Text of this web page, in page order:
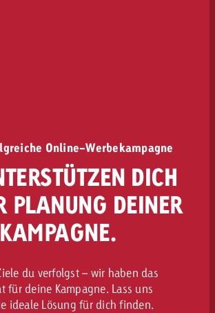
Online-Werbekampagne
DICH
PLANUNG DEINER
du verfolgst – wir haben das
für deine Kampagne. Lass uns
ideale Lösung für dich finden.